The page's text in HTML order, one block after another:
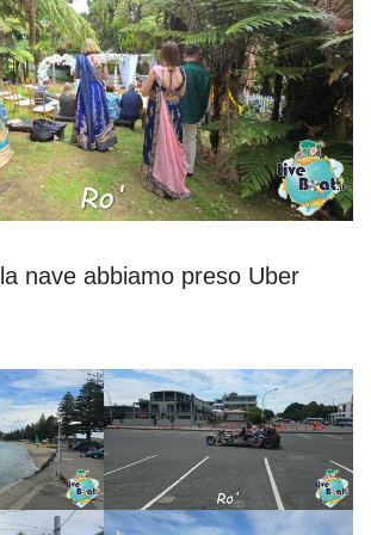
nave abbiamo preso Uber